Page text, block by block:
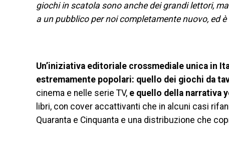
giochi in scatola sono anche dei grandi lettori,
a un pubblico per noi completamente nuovo, ed
Un’iniziativa editoriale crossmediale unica in
estremamente popolari: quello dei giochi da
cinema e nelle serie TV, e quello della narrativa
libri, con cover accattivanti che in alcuni casi
Quaranta e Cinquanta e una distribuzione che